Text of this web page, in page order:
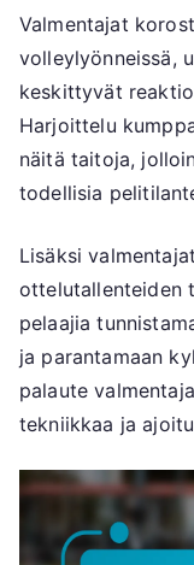
Valmentajat
volleylyönneissä,
keskittyvät
Harjoittelu
näitä taitoja,
todellisia
Lisäksi
ottelutallenteiden
pelaajia
ja parantamaan
palaute
tekniikkaa ja